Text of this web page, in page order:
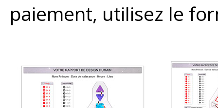
paiement, utilisez le